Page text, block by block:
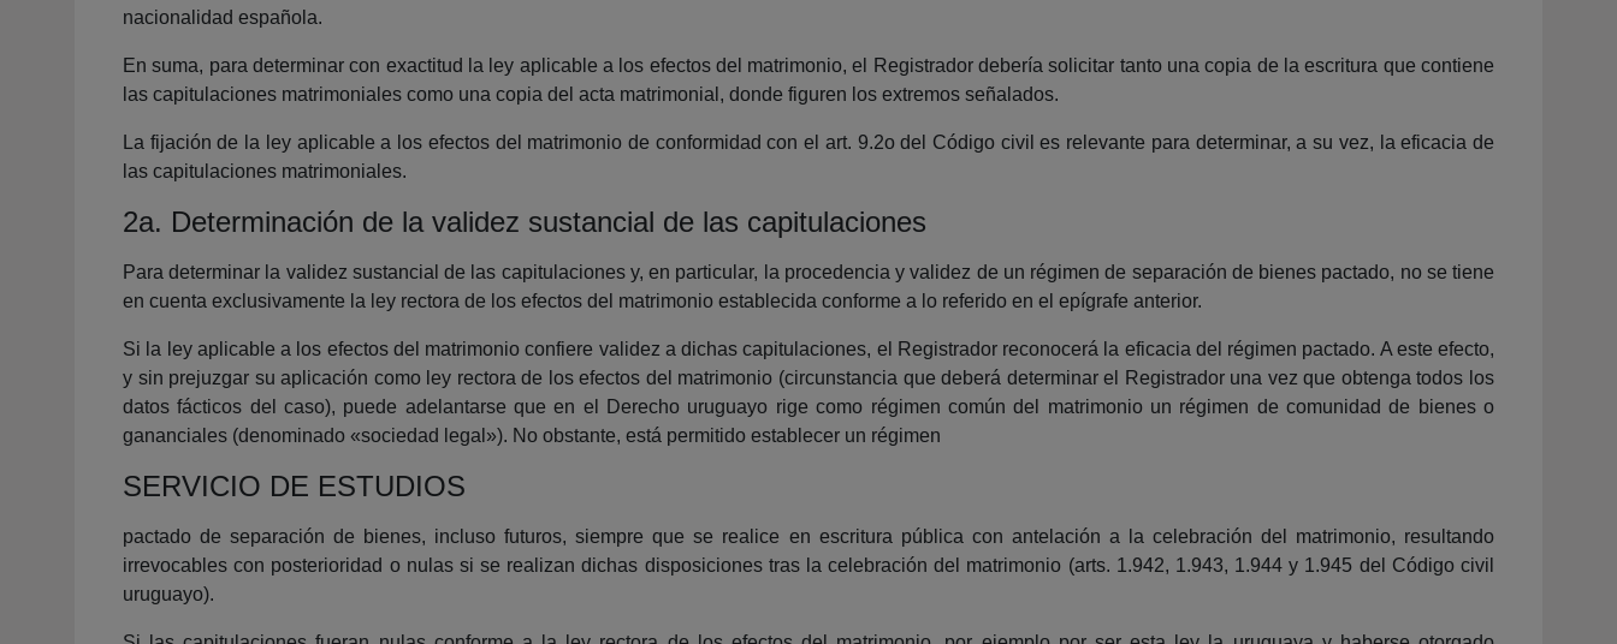
nacionalidad española.
En suma, para determinar con exactitud la ley aplicable a los efectos del matrimonio, el Registrador debería solicitar tanto una copia de la escritura que contiene
las capitulaciones matrimoniales como una copia del acta matrimonial, donde figuren los extremos señalados.
La fijación de la ley aplicable a los efectos del matrimonio de conformidad con el art. 9.2o del Código civil es relevante para determinar, a su vez, la eficacia de
las capitulaciones matrimoniales.
2a. Determinación de la validez sustancial de las capitulaciones
Para determinar la validez sustancial de las capitulaciones y, en particular, la procedencia y validez de un régimen de separación de bienes pactado, no se tiene
en cuenta exclusivamente la ley rectora de los efectos del matrimonio establecida conforme a lo referido en el epígrafe anterior.
Si la ley aplicable a los efectos del matrimonio confiere validez a dichas capitulaciones, el Registrador reconocerá la eficacia del régimen pactado. A este efecto,
y sin prejuzgar su aplicación como ley rectora de los efectos del matrimonio (circunstancia que deberá determinar el Registrador una vez que obtenga todos los
datos fácticos del caso), puede adelantarse que en el Derecho uruguayo rige como régimen común del matrimonio un régimen de comunidad de bienes o
gananciales (denominado «sociedad legal»). No obstante, está permitido establecer un régimen
SERVICIO DE ESTUDIOS
pactado de separación de bienes, incluso futuros, siempre que se realice en escritura pública con antelación a la celebración del matrimonio, resultando
irrevocables con posterioridad o nulas si se realizan dichas disposiciones tras la celebración del matrimonio (arts. 1.942, 1.943, 1.944 y 1.945 del Código civil
uruguayo).